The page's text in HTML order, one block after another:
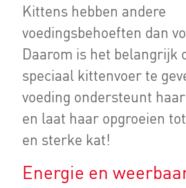
Kittens hebben andere
voedingsbehoeften dan
Daarom is het belangrijk
speciaal kittenvoer te
voeding ondersteunt
en laat haar opgroeien
en sterke kat!
Energie en